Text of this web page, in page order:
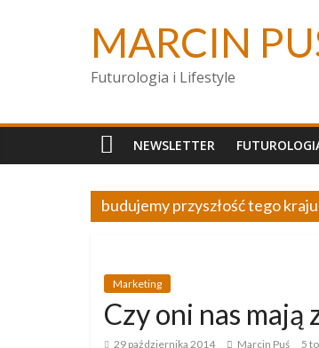
MARCIN
Futurologia i Lifestyle
NEWSLETTER
budujemy przyszłość tego kraju
Marketing
Czy oni nas mają
29 października 2014 Marcin Puś 5